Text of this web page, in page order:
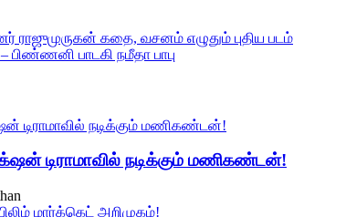
ராஜுமுருகன் கதை, வசனம் எழுதும் புதிய படம்
பிண்ணனி பாடகி நமீதா பாபு
டிராமாவில் நடிக்கும் மணிகண்டன்!